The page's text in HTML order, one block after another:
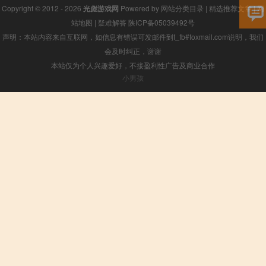
Copyright © 2012 - 2026 光彪游戏网 Powered by 网站分类目录 | 精选推荐文章|网
站地图 | 疑难解答 陕ICP备05039492号
声明：本站内容来自互联网，如信息有错误可发邮件到f_fb#foxmail.com说明，我们
会及时纠正，谢谢
本站仅为个人兴趣爱好，不接盈利性广告及商业合作
小男孩